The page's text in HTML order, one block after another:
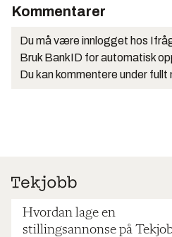
Kommentarer
Du må være innlogget hos
Bruk BankID for automatisk
Du kan kommentere under fullt
Hvordan lage en
stillingsannonse på